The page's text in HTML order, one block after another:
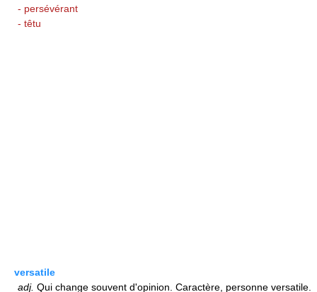
- persévérant
- têtu
versatile
adj. Qui change souvent d'opinion. Caractère, personne versatile.